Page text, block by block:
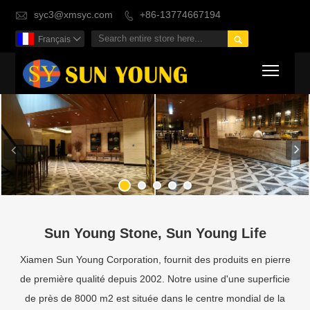
 syc3@xmsyc.com  +86-13774667194

Français 
Sun Young Stone, Sun Young Life
Xiamen Sun Young Corporation, fournit des produits en pierre
de première qualité depuis 2002. Notre usine d'une superficie
de près de 8000 m2 est située dans le centre mondial de la